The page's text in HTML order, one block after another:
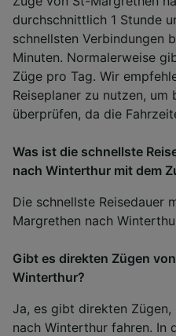
durchschnittlich 1 Stunde
schnellsten Verbindungen
Minuten. Normalerweise
Züge pro Tag. Wir
Reiseplaner zu nutzen, um
überprüfen, da die
Was ist die schnellste
nach Winterthur mit dem
Die schnellste Reisedauer
Margrethen nach
Gibt es direkten Zügen
Winterthur?
Ja, es gibt direkten
nach Winterthur fahren. In